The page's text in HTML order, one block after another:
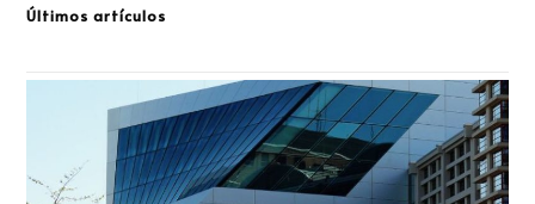
Últimos artículos